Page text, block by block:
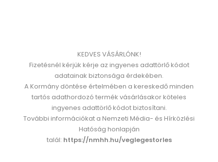
KEDVES VÁSÁRLÓNK!
Fizetésnél kérjük kérje az ingyenes adattörlő kódot
adatainak biztonsága érdekében.
A Kormány döntése értelmében a kereskedő minden
tartós adathordozó termék vásárlásakor köteles
ingyenes adattörlő kódot biztosítani.
További információkat a Nemzeti Média- és Hírközlési
Hatóság honlapján
talál: https://nmhh.hu/veglegestorles